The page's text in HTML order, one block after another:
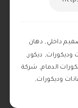
داخلي , دهان
وديكورات, ديكور,
الدمام, شركة
وديكورات,